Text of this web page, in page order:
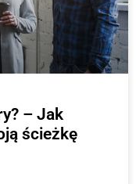
– Jak
ścieżkę